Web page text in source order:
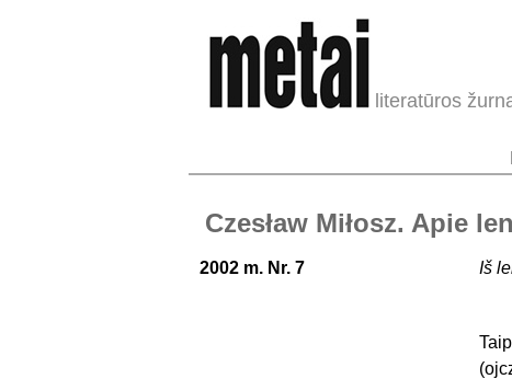
literatūros
Czesław Miłosz. Apie
2002 m. Nr. 7 Iš